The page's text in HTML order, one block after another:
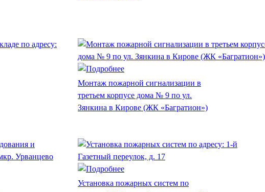
Монтаж пожарной сигнализации в
третьем корпусе дома № 9 по ул.
Зянкина в Кирове (ЖК «Багратион»)
Установка пожарных систем по